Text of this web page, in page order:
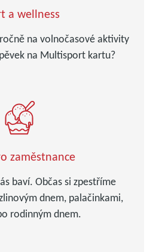
a wellness
na volnočasové aktivity
na Multisport kartu?
zaměstnance
baví. Občas si zpestříme
dnem, palačinkami,
rodinným dnem.